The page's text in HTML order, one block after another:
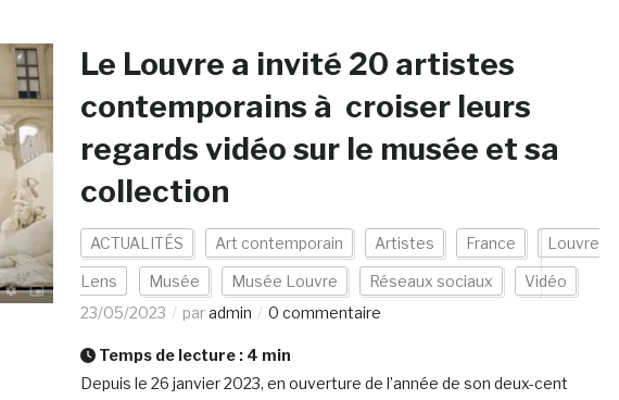
Le Louvre a invité 20 artistes
contemporains à croiser leurs
regards vidéo sur le musée et sa
collection
ACTUALITÉS Art contemporain Artistes France Louvre
Lens Musée Musée Louvre Réseaux sociaux
Vidéo
23/05/2023
paradmin 0 commentaire
Temps de lecture : 4 min
Depuis le 26 janvier 2023, en ouverture de l’année de son deux-cent